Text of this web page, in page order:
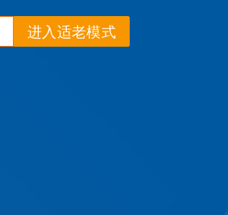
进入适老模式